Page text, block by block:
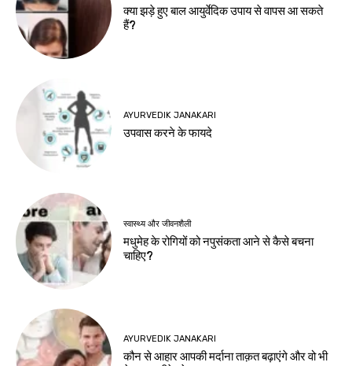
क्या झड़े हुए बाल आयुर्वेदिक उपाय से वापस आ सकते
हैं?
AYURVEDIK JANAKARI
उपवास करने के फायदे
स्वास्थ्य और जीवनशैली
मधुमेह के रोगियों को नपुसंकता आने से कैसे बचना
चाहिए?
AYURVEDIK JANAKARI
कौन से आहार आपकी मर्दाना ताक़त बढ़ाएंगे और वो भी